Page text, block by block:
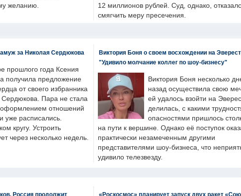
желанию.
12 миллионов рублей. Суд, однако,
смягчить меру пресечения.
за Николая Сердюкова
прошлого года Ксения
получила предложение
от своего избранника
Сердюкова. Пара не стала
оформлением отношений
уже расписались.
кругу. Устроить
через несколько недель.
Виктория Боня о своем восхождении на
"Удивило молчание коллег по шоу-бизнесу"
Виктория Боня несколько
назад осуществила свою
ей удалось взойти на
делилась, с какими
опасностями пришлось
на пути к вершине. Однако её поступок
практически незамеченным другими
представителями шоу-бизнеса, что
удивило телезвезду.
Россия продолжит «Роскосмос» планирует запуск двух ракет